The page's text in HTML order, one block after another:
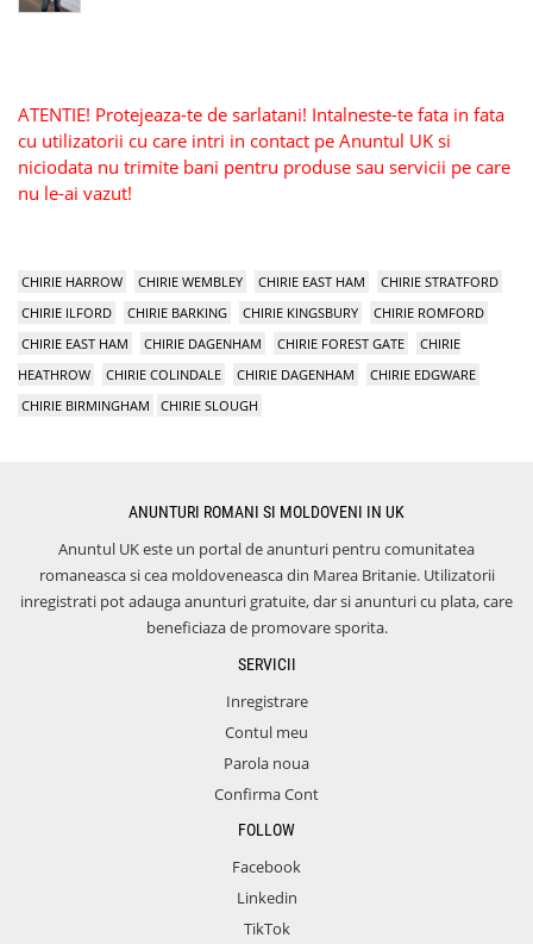
ATENTIE! Protejeaza-te de sarlatani! Intalneste-te fata in fata
cu utilizatorii cu care intri in contact pe Anuntul UK si
niciodata nu trimite bani pentru produse sau servicii pe care
nu le-ai vazut!
CHIRIE HARROW CHIRIE WEMBLEY CHIRIE EAST HAM
CHIRIE STRATFORD
CHIRIE ILFORD
CHIRIE BARKING CHIRIE KINGSBURY
CHIRIE ROMFORD
CHIRIE EAST HAM
CHIRIE DAGENHAM CHIRIE FOREST GATE
CHIRIE
HEATHROW
CHIRIE COLINDALE CHIRIE DAGENHAM
CHIRIE EDGWARE
CHIRIE BIRMINGHAM
CHIRIE SLOUGH
ANUNTURI ROMANI SI MOLDOVENI IN UK
Anuntul UK este un portal de anunturi pentru comunitatea
romaneasca si cea moldoveneasca din Marea Britanie. Utilizatorii
inregistrati pot adauga anunturi gratuite, dar si anunturi cu plata, care
beneficiaza de promovare sporita.
SERVICII
Inregistrare
Contul meu
Parola noua
Confirma Cont
FOLLOW
Facebook
Linkedin
TikTok